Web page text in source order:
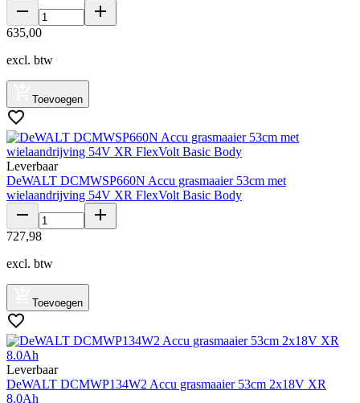
635,00
excl. btw
Toevoegen
Leverbaar
DeWALT DCMWSP660N Accu grasmaaier 53cm met
wielaandrijving 54V XR FlexVolt Basic Body
727,98
excl. btw
Toevoegen
Leverbaar
DeWALT DCMWP134W2 Accu grasmaaier 53cm 2x18V XR
8.0Ah